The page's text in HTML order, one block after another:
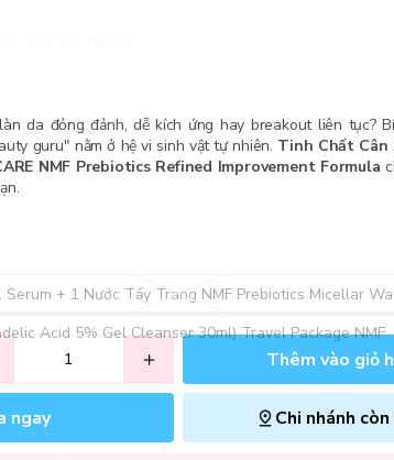
da đỏng đảnh, dễ kích ứng hay breakout liên tục?
guru" nằm ở hệ vi sinh vật tự nhiên. Tinh Chất Cân
NMF Prebiotics Refined Improvement Formula
Serum + 1 Nước Tẩy Trang NMF Prebiotics Micellar
Acid 5% Gel Cleanser 30ml) Travel Package NMF
Thêm vào giỏ
ngay Chi nhánh